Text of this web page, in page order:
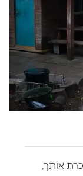
אותך,